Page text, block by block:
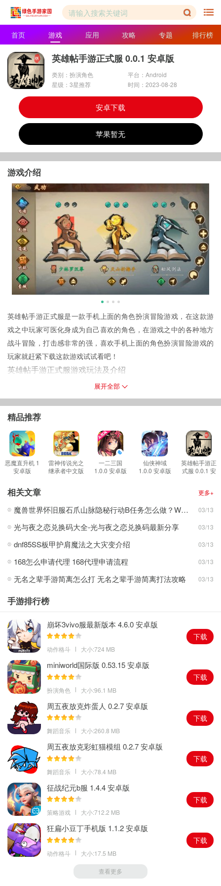
首页 游戏 应用 攻略 专题 排行榜
英雄帖手游正式服 0.0.1 安卓版
类别：扮演角色
平台：Android
星级：3星推荐
时间：2023-08-28
安卓下载
苹果暂无
游戏介绍
英雄帖手游正式服是一款手机上面的角色扮演冒险游戏，在这款游
戏之中玩家可医化身成为自己喜欢的角色，在游戏之中的各种地方
战斗冒险，打击感非常的强，喜欢手机上面的角色扮演冒险游戏的
玩家就赶紧下载这款游戏试试看吧！
英雄帖手游正式服游戏玩法及介绍
1.英雄帖是一款手机上面的角色扮演策略游戏，玩起来非常让人感觉
2.在游戏之中展现属于你的攻击力，各种战斗玩法都十分激情，让人
感觉到有意思。
3.在这里给大家带来的是正式服的安装包，玩家可以在这里进行及时
的下载。
游戏特色
1.策略战棋类型的玩法，在里面尽情的使用你的智力来进行冒险。
2.国漫风格的武侠游戏，看起来非常有特点，应该是相当讨人喜欢的
3.操控属于你的摇杆和敌人对战，每天玩起来都很有特点的，玩法很
有趣。
4.熟悉你的棋子，这样才能能够帮助你更加轻松的把游戏继续冒险下
游戏小提示
1.各种妻子的搭配都非常重要，局势瞬息万变。
2.感受这款最有创意的武侠游戏，相信总能够带给你惊喜。
展开全部
精品推荐
恶魔直升机 1
安卓版
雷神传说光之
继承者中文版
一二三国
1.0.0 安卓版
仙侠神域
1.0.0 安卓版
英雄帖手游正
式服 0.0.1 安
相关文章 更多+
魔兽世界怀旧服石爪山脉隐秘行动B任务怎么做？WOW怀旧服风险投资公司函件在哪儿？ 03/13
光与夜之恋兑换码大全-光与夜之恋兑换码最新分享 03/13
dnf85SS板甲护肩魔法之大灾变介绍 03/13
168怎么申请代理 168代理申请流程 03/13
无名之辈手游简离怎么打 无名之辈手游简离打法攻略 03/13
手游排行榜
崩坏3vivo服最新版本 4.6.0 安卓版
动作格斗 大小:724 MB
下载
miniworld国际版 0.53.15 安卓版
扮演角色 大小:96.1 MB
下载
周五夜放克炸蛋人 0.2.7 安卓版
舞蹈音乐 大小:260.8 MB
下载
周五夜放克彩虹猫模组 0.2.7 安卓版
舞蹈音乐 大小:78.4 MB
下载
征战纪元b服 1.4.4 安卓版
策略游戏 大小:712.2 MB
下载
狂扁小豆丁手机版 1.1.2 安卓版
动作格斗 大小:17.5 MB
下载
查看更多